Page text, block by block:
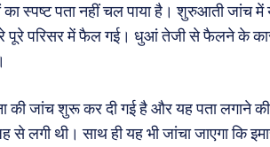
स्पष्ट पता नहीं चल पाया है। शुरुआती जांच
पूरे परिसर में फैल गई। धुआं तेजी से फैलने के
की जांच शुरू कर दी गई है और यह पता लगाने
लगी थी। साथ ही यह भी जांचा जाएगा कि